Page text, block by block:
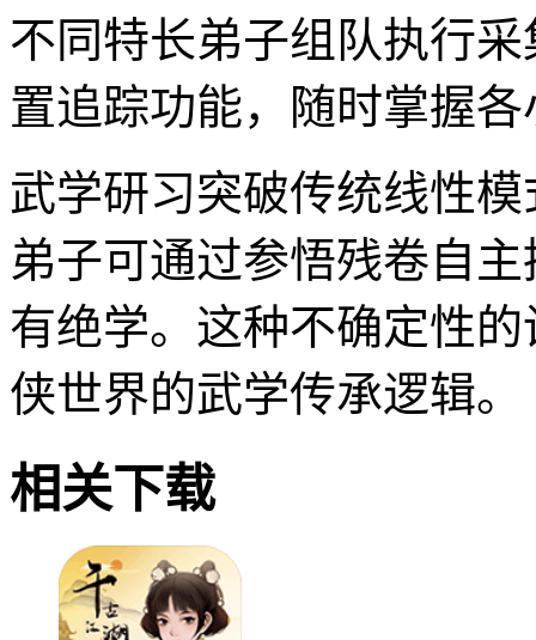
不同特长弟子组队执行
置追踪功能，随时掌握
武学研习突破传统线性
弟子可通过参悟残卷自
有绝学。这种不确定性
侠世界的武学传承逻辑。
相关下载